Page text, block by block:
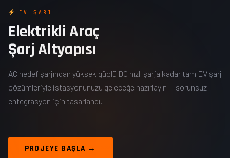
EV ŞARJ
Elektrikli Araç
Şarj Altyapısı
AC hedef şarjından yüksek güçlü DC hızlı şarja kadar tam EV şarj
çözümleriyle istasyonunuzu geleceğe hazırlayın — sorunsuz
entegrasyon için tasarlandı.
PROJEYE BAŞLA →